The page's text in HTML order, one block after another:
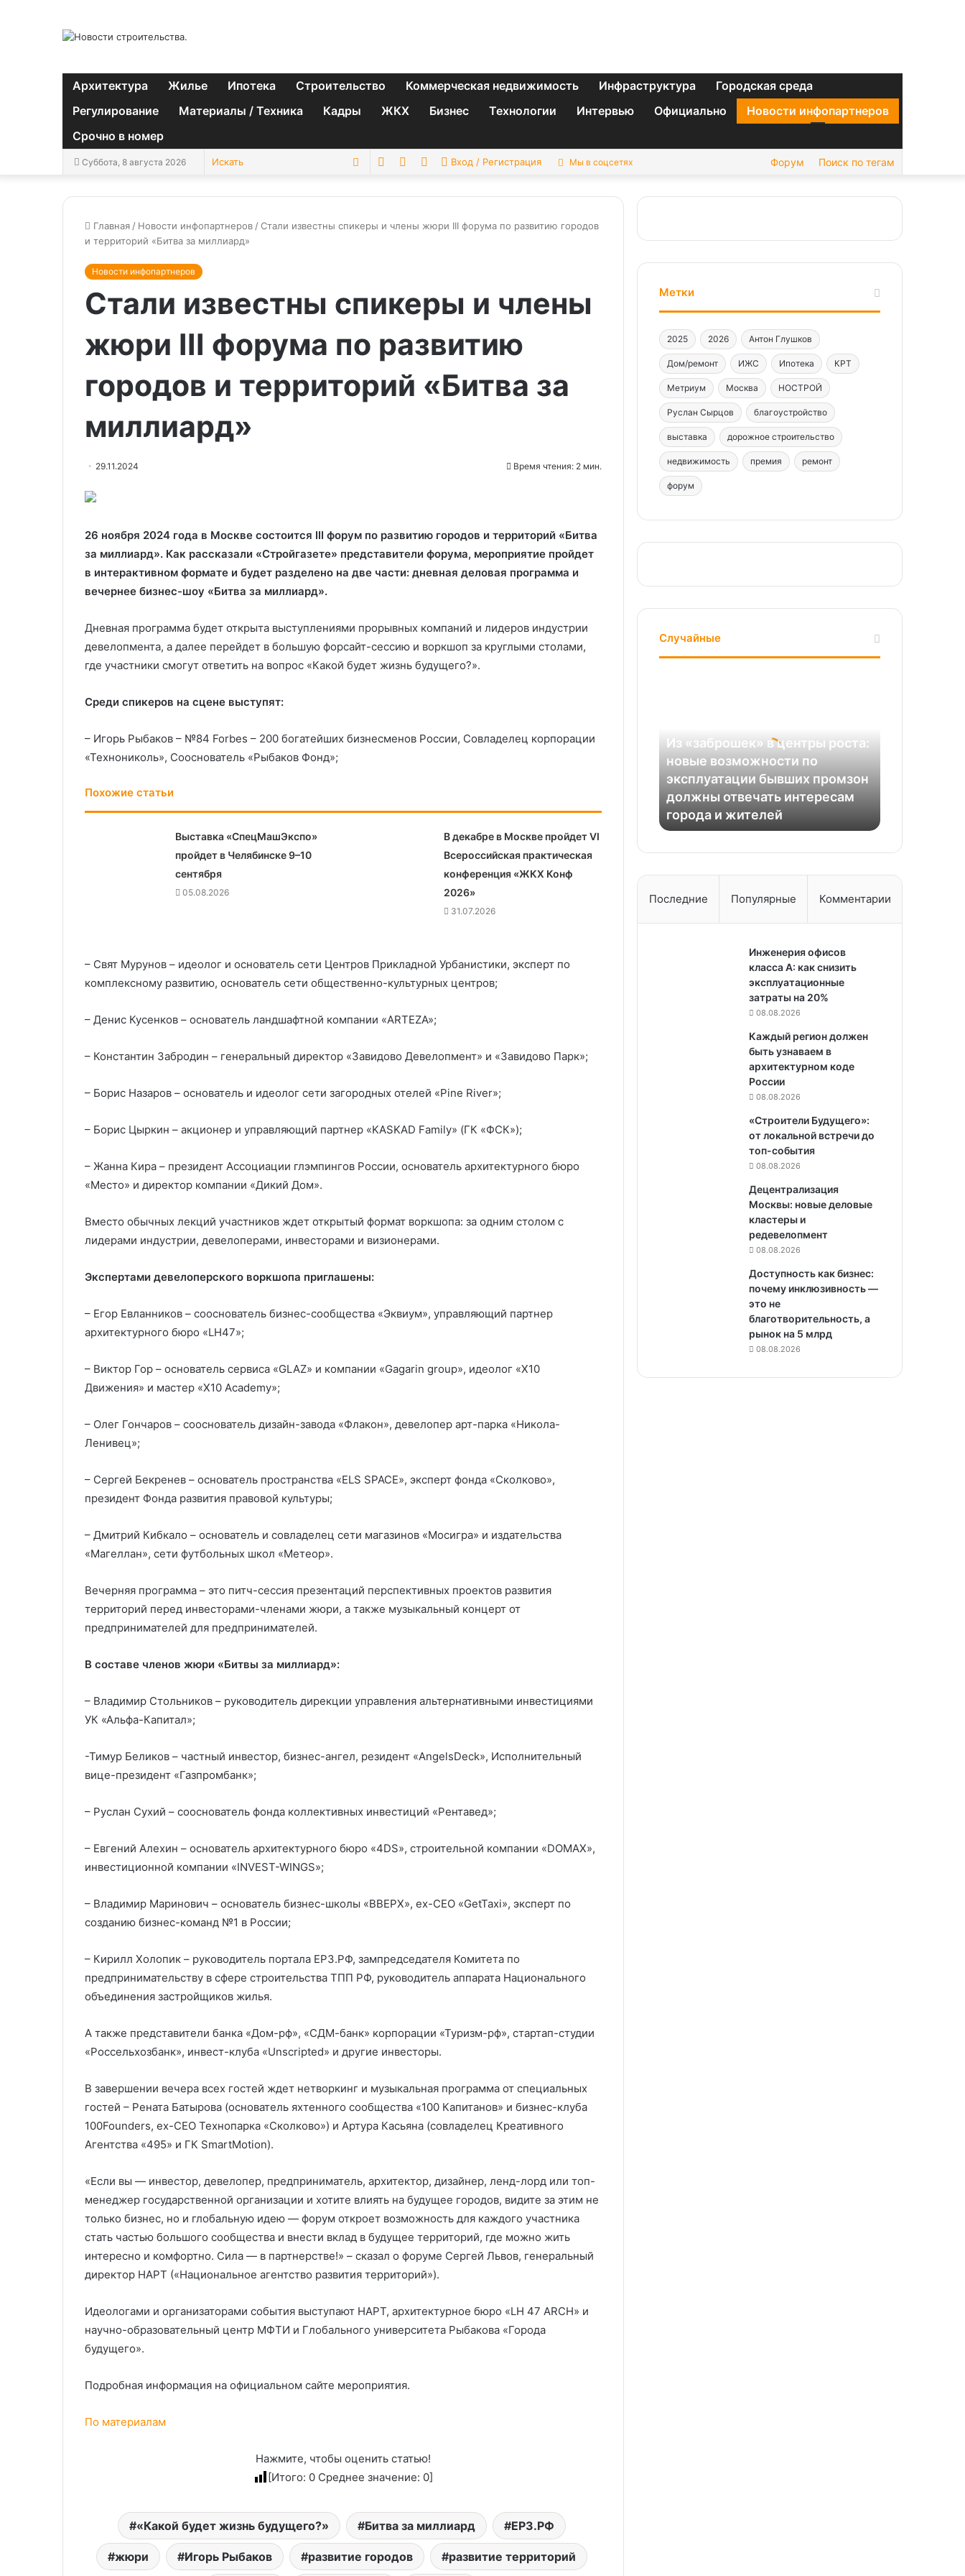
Архитектура Жилье Ипотека Строительство Коммерческая недвижимость Инфраструктура
Городская среда
Регулирование
Материалы / Техника Кадры ЖКХ Бизнес Технологии Интервью Официально
Новости инфопартнеров
Срочно в номер
Суббота, 8 августа 2026 Искать SwitchSidebarСлучайная
Вход / Регистрация Мы в соцсетях Форум Поиск по тегам
Главная / Новости инфопартнеров /Стали известны спикеры и члены жюри III форума по развитию городов
и территорий «Битва за миллиард»
Новости инфопартнеров
Стали известны спикеры и члены
жюри III форума по развитию
городов и территорий «Битва за
миллиард»
29.11.2024 Время чтения: 2 мин.
26 ноября 2024 года в Москве состоится III форум по развитию городов и территорий «Битва
за миллиард». Как рассказали «Стройгазете» представители форума, мероприятие пройдет
в интерактивном формате и будет разделено на две части: дневная деловая программа и
вечернее бизнес-шоу «Битва за миллиард».
Дневная программа будет открыта выступлениями прорывных компаний и лидеров индустрии
девелопмента, а далее перейдет в большую форсайт-сессию и воркшоп за круглыми столами,
где участники смогут ответить на вопрос «Какой будет жизнь будущего?».
Среди спикеров на сцене выступят:
– Игорь Рыбаков – №84 Forbes – 200 богатейших бизнесменов России, Совладелец корпорации
«Технониколь», Сооснователь «Рыбаков Фонд»;
Похожие статьи
Выставка «СпецМашЭкспо»
пройдет в Челябинске 9–10
сентября
05.08.2026
В декабре в Москве пройдет VI
Всероссийская практическая
конференция «ЖКХ Конф
2026»
31.07.2026
– Свят Мурунов – идеолог и основатель сети Центров Прикладной Урбанистики, эксперт по
комплексному развитию, основатель сети общественно-культурных центров;
– Денис Кусенков – основатель ландшафтной компании «ARTEZA»;
– Константин Забродин – генеральный директор «Завидово Девелопмент» и «Завидово Парк»;
– Борис Назаров – основатель и идеолог cети загородных отелей «Pine River»;
– Борис Цыркин – акционер и управляющий партнер «KASKAD Family» (ГК «ФСК»);
– Жанна Кира – президент Ассоциации глэмпингов России, основатель архитектурного бюро
«Место» и директор компании «Дикий Дом».
Вместо обычных лекций участников ждет открытый формат воркшопа: за одним столом с
лидерами индустрии, девелоперами, инвесторами и визионерами.
Экспертами девелоперского воркшопа приглашены:
– Егор Евланников – сооснователь бизнес-сообщества «Эквиум», управляющий партнер
архитектурного бюро «LH47»;
– Виктор Гор – основатель сервиса «GLAZ» и компании «Gagarin group», идеолог «Х10
Движения» и мастер «X10 Academy»;
– Олег Гончаров – сооснователь дизайн-завода «Флакон», девелопер арт-парка «Никола-
Ленивец»;
– Сергей Бекренев – основатель пространства «ELS SPACE», эксперт фонда «Сколково»,
президент Фонда развития правовой культуры;
– Дмитрий Кибкало – основатель и совладелец сети магазинов «Мосигра» и издательства
«Магеллан», сети футбольных школ «Метеор».
Вечерняя программа – это питч-сессия презентаций перспективных проектов развития
территорий перед инвесторами-членами жюри, а также музыкальный концерт от
предпринимателей для предпринимателей.
В составе членов жюри «Битвы за миллиард»:
– Владимир Стольников – руководитель дирекции управления альтернативными инвестициями
УК «Альфа-Капитал»;
-Тимур Беликов – частный инвестор, бизнес-ангел, резидент «AngelsDeck», Исполнительный
вице-президент «Газпромбанк»;
– Руслан Сухий – сооснователь фонда коллективных инвестиций «Рентавед»;
– Евгений Алехин – основатель архитектурного бюро «4DS», строительной компании «DOMAX»,
инвестиционной компании «INVEST-WINGS»;
– Владимир Маринович – основатель бизнес-школы «ВВЕРХ», ex-CEO «GetTaxi», эксперт по
созданию бизнес-команд №1 в России;
– Кирилл Холопик – руководитель портала ЕРЗ.РФ, зампредседателя Комитета по
предпринимательству в сфере строительства ТПП РФ, руководитель аппарата Национального
объединения застройщиков жилья.
А также представители банка «Дом-рф», «СДМ-банк» корпорации «Туризм-рф», стартап-студии
«Россельхозбанк», инвест-клуба «Unscripted» и другие инвесторы.
В завершении вечера всех гостей ждет нетворкинг и музыкальная программа от специальных
гостей – Рената Батырова (основатель яхтенного сообщества «100 Капитанов» и бизнес-клуба
100Founders, ex-CEO Технопарка «Сколково») и Артура Касьяна (совладелец Креативного
Агентства «495» и ГК SmartMotion).
«Если вы — инвестор, девелопер, предприниматель, архитектор, дизайнер, ленд-лорд или топ-
менеджер государственной организации и хотите влиять на будущее городов, видите за этим не
только бизнес, но и глобальную идею — форум откроет возможность для каждого участника
стать частью большого сообщества и внести вклад в будущее территорий, где можно жить
интересно и комфортно. Сила — в партнерстве!» – сказал о форуме Сергей Львов, генеральный
директор НАРТ («Национальное агентство развития территорий»).
Идеологами и организаторами события выступают НАРТ, архитектурное бюро «LH 47 ARCH» и
научно-образовательный центр МФТИ и Глобального университета Рыбакова «Города
будущего».
Подробная информация на официальном сайте мероприятия.
По материалам
Нажмите, чтобы оценить статью!
[Итого: 0 Среднее значение: 0]
«Какой будет жизнь будущего?» Битва за миллиард ЕРЗ.РФ
жюри Игорь Рыбаков развитие городов развитие территорий
Метки
2025 2026 Антон Глушков
Дом/ремонт ИЖС Ипотека КРТ
Метриум Москва НОСТРОЙ
Руслан Сырцов благоустройство
выставка дорожное строительство
недвижимость премия ремонт
форум
Случайные
роста:
по
эксплуатации
бывших
промзон
интересам
и
Из «заброшек» в центры роста:
новые возможности по
эксплуатации бывших промзон
должны отвечать интересам
города и жителей
Последние Популярные Комментарии
Инженерия офисов
класса А: как снизить
эксплуатационные
затраты на 20%
08.08.2026
Каждый регион должен
быть узнаваем в
архитектурном коде
России
08.08.2026
«Строители Будущего»:
от локальной встречи до
топ-события
08.08.2026
Децентрализация
Москвы: новые деловые
кластеры и
редевелопмент
08.08.2026
Доступность как бизнес:
почему инклюзивность —
это не
благотворительность, а
рынок на 5 млрд
08.08.2026